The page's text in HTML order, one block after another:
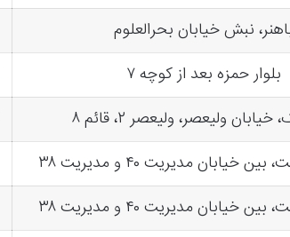
نبش خیابان بحرالعلوم
بلوار حمزه بعد از کوچه ۷
ولیعصر، ولیعصر ۲، قائم ۸
خیابان مدیریت ۴۰ و مدیریت ۳۸
خیابان مدیریت ۴۰ و مدیریت ۳۸